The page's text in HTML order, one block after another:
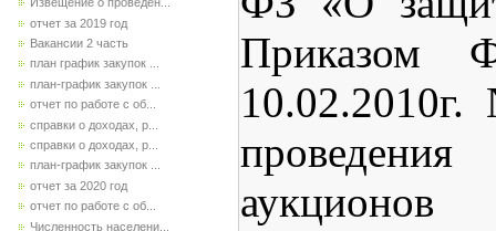
отчет за 2019 год
Вакансии 2 часть
план график закупок ...
план-график закупок ...
отчет по работе с об...
справки о доходах, р...
справки о доходах, р...
план-график закупок ...
отчет за 2020 год
отчет по работе с об...
Численность населени...
Приказом